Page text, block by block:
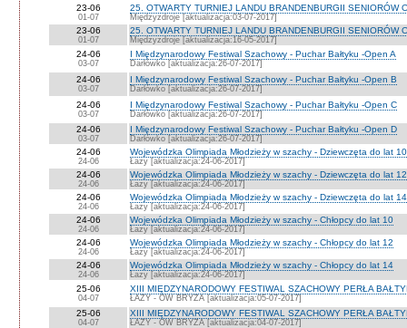
23-06
01-07
25. OTWARTY TURNIEJ LANDU BRANDENBURGII SENIORÓW
Międzyzdroje [aktualizacja:03-07-2017]
23-06
01-07
25. OTWARTY TURNIEJ LANDU BRANDENBURGII SENIORÓW
Międzyzdroje [aktualizacja:16-05-2017]
24-06
03-07
I Międzynarodowy Festiwal Szachowy - Puchar Bałtyku -Open A
Darłówko [aktualizacja:26-07-2017]
24-06
03-07
I Międzynarodowy Festiwal Szachowy - Puchar Bałtyku -Open B
Darłówko [aktualizacja:26-07-2017]
24-06
03-07
I Międzynarodowy Festiwal Szachowy - Puchar Bałtyku -Open C
Darłówko [aktualizacja:26-07-2017]
24-06
03-07
I Międzynarodowy Festiwal Szachowy - Puchar Bałtyku -Open D
Darłówko [aktualizacja:26-07-2017]
24-06
24-06
Wojewódzka Olimpiada Młodzieży w szachy - Dziewczęta do lat 10
Łazy [aktualizacja:24-06-2017]
24-06
24-06
Wojewódzka Olimpiada Młodzieży w szachy - Dziewczęta do lat 12
Łazy [aktualizacja:24-06-2017]
24-06
24-06
Wojewódzka Olimpiada Młodzieży w szachy - Dziewczęta do lat 14
Łazy [aktualizacja:24-06-2017]
24-06
24-06
Wojewódzka Olimpiada Młodzieży w szachy - Chłopcy do lat 10
Łazy [aktualizacja:24-06-2017]
24-06
24-06
Wojewódzka Olimpiada Młodzieży w szachy - Chłopcy do lat 12
Łazy [aktualizacja:24-06-2017]
24-06
24-06
Wojewódzka Olimpiada Młodzieży w szachy - Chłopcy do lat 14
Łazy [aktualizacja:24-06-2017]
25-06
04-07
XIII MIĘDZYNARODOWY FESTIWAL SZACHOWY PERŁA
ŁAZY - OW BRYZA [aktualizacja:05-07-2017]
25-06
04-07
XIII MIĘDZYNARODOWY FESTIWAL SZACHOWY PERŁA
ŁAZY - OW BRYZA [aktualizacja:04-07-2017]